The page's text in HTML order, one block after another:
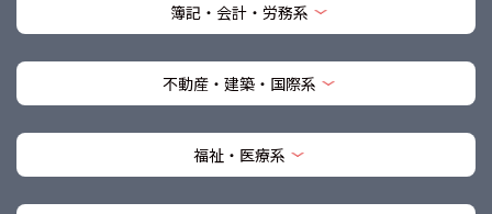
簿記・会計・労務系
不動産・建築・国際系
福祉・医療系